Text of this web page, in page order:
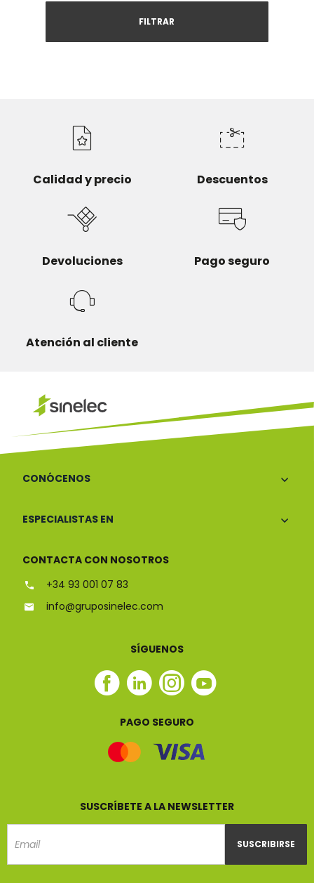
FILTRAR
Calidad y precio Descuentos
Devoluciones Pago seguro
Atención al cliente
CONÓCENOS
ESPECIALISTAS EN
CONTACTA CON NOSOTROS
+34 93 001 07 83
info@gruposinelec.com
SÍGUENOS
Facebook
Linkedin
Instagram
Youtube
PAGO SEGURO
SUSCRÍBETE A LA NEWSLETTER
SUSCRIBIRSE